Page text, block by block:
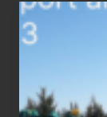
Rapport
annuel